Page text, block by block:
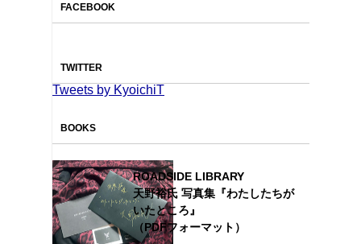
FACEBOOK
TWITTER
Tweets by KyoichiT
BOOKS
ROADSIDE LIBRARY
天野裕氏 写真集『わたしたちが
いたところ』
（PDFフォーマット）